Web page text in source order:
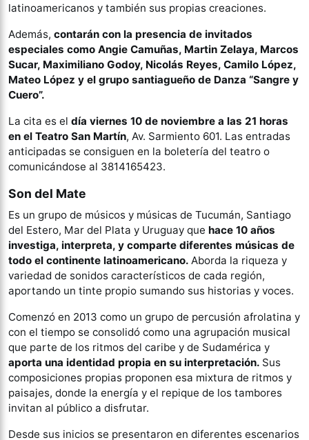
latinoamericanos y también sus propias creaciones.
Además, contarán con la presencia de invitados
especiales como Angie Camuñas, Martin Zelaya, Marcos
Sucar, Maximiliano Godoy, Nicolás Reyes, Camilo López,
Mateo López y el grupo santiagueño de Danza “Sangre y
Cuero”.
La cita es el día viernes 10 de noviembre a las 21 horas
en el Teatro San Martín, Av. Sarmiento 601. Las entradas
anticipadas se consiguen en la boletería del teatro o
comunicándose al 3814165423.
Son del Mate
Es un grupo de músicos y músicas de Tucumán, Santiago
del Estero, Mar del Plata y Uruguay que hace 10 años
investiga, interpreta, y comparte diferentes músicas de
todo el continente latinoamericano. Aborda la riqueza y
variedad de sonidos característicos de cada región,
aportando un tinte propio sumando sus historias y voces.
Comenzó en 2013 como un grupo de percusión afrolatina y
con el tiempo se consolidó como una agrupación musical
que parte de los ritmos del caribe y de Sudamérica y
aporta una identidad propia en su interpretación. Sus
composiciones propias proponen esa mixtura de ritmos y
paisajes, donde la energía y el repique de los tambores
invitan al público a disfrutar.
Desde sus inicios se presentaron en diferentes escenarios